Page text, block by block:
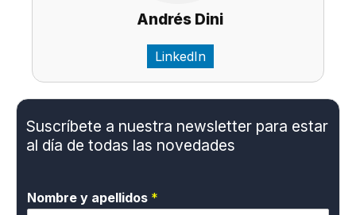
Andrés Dini
LinkedIn
Suscríbete a nuestra newsletter para estar
al día de todas las novedades
Nombre y apellidos *